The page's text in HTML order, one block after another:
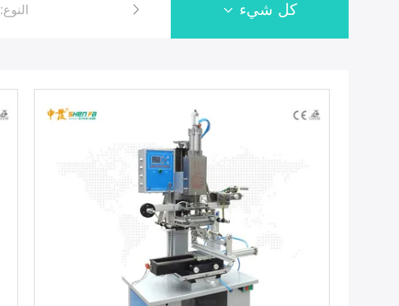
كل شيء النوع:آلة طباعة الشاشة الأوتوماتيكية